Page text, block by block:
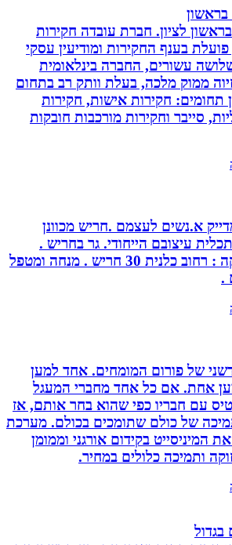
לציון. חברת עובדה חקירות
בענף החקירות ומודיעין עסקי
עשורים, החברה בינלאומית
ממוק מלכה, בעלת וותק רב בתחום
חקירות אישות, חקירות
וחקירות מורכבות חובקות
א.נשים לעצמם .חריש מכוונן
עיצובם הייחודי. גר בחריש .
כתובת הקליניקה : רחוב כלנית 30 חריש . מנחה ומטפל
של פורום המומחים. אחד למען
אם כל אחד מחברי המעגל
חבריו כפי שהוא בחר אותם, אז
של כולם שתומכים בכולם. מערכת
בקידום אורגני וממומן
כלולים במחיר.